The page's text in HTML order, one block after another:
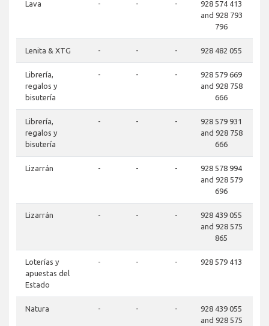
Lava - - -
928 574 413
and 928 793
796
Lenita & XTG - - - 928 482 055
Librería,
regalos y
bisutería
- - -
928 579 669
and 928 758
666
Librería,
regalos y
bisutería
- - -
928 579 931
and 928 758
666
Lizarrán - - -
928 578 994
and 928 579
696
Lizarrán - - -
928 439 055
and 928 575
865
Loterías y
apuestas del
Estado
- - - 928 579 413
Natura - - -
928 439 055
and 928 575